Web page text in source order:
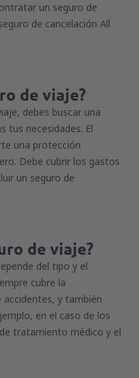
un seguro de
de cancelación All
de viaje?
debes buscar una
tus necesidades. El
una protección
Debe cubrir los gastos
un seguro de
de viaje?
del tipo y el
cubre la
accidentes, y también
en el caso de los
tratamiento médico y el